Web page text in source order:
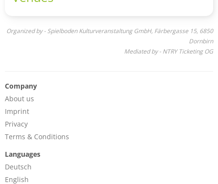
Zerlegung von Genregrenzen mit der Kettensäge zur Hand
Organized by - Spielboden Kulturveranstaltung GmbH, Färbergasse 15, 6850
Dornbirn
Mediated by - NTRY Ticketing OG
Company
About us
Imprint
Privacy
Terms & Conditions
Languages
Deutsch
English